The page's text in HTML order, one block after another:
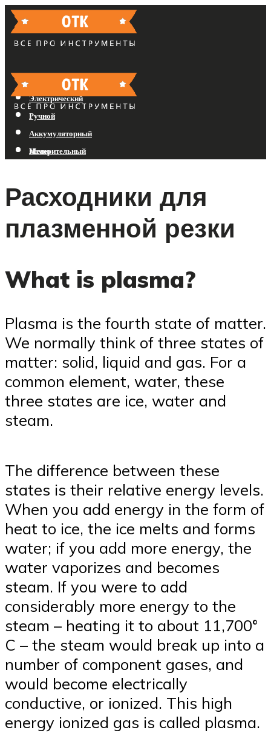
Бензиновый
Электрический
Ручной
Аккумуляторный
Измерительный
Меню
Расходники для
плазменной резки
What is plasma?
Plasma is the fourth state of matter.
We normally think of three states of
matter: solid, liquid and gas. For a
common element, water, these
three states are ice, water and
steam.
The difference between these
states is their relative energy levels.
When you add energy in the form of
heat to ice, the ice melts and forms
water; if you add more energy, the
water vaporizes and becomes
steam. If you were to add
considerably more energy to the
steam – heating it to about 11,700°
C – the steam would break up into a
number of component gases, and
would become electrically
conductive, or ionized. This high
energy ionized gas is called plasma.